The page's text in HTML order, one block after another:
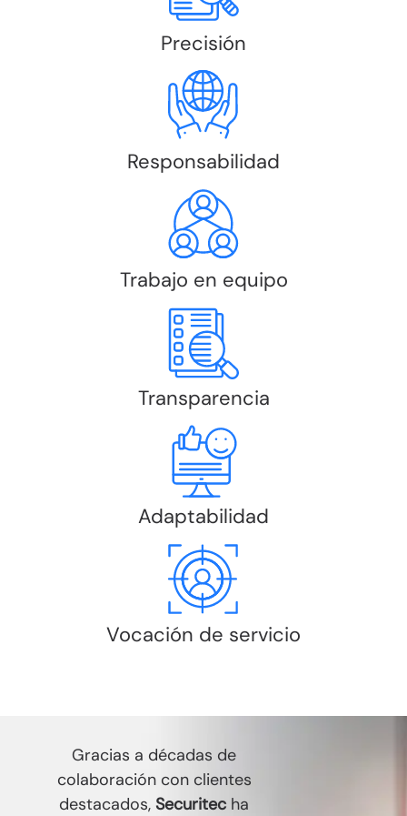
Precisión
Responsabilidad
Trabajo en equipo
Transparencia
Adaptabilidad
Vocación de servicio
Gracias a décadas de
colaboración con clientes
destacados, Securitec ha